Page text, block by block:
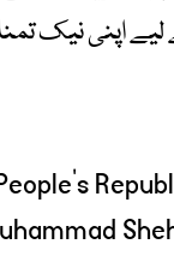
اپنی نیک